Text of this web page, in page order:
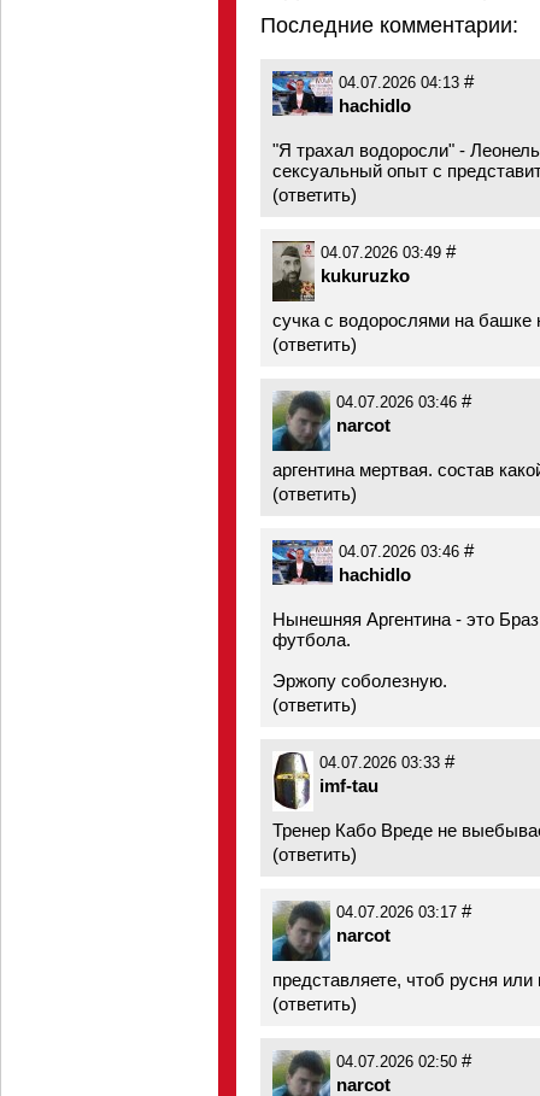
Последние комментарии:
04.07.2026 04:13 #
hachidlo
"Я трахал водоросли" -
сексуальный опыт с
(ответить)
04.07.2026 03:49 #
kukuruzko
сучка с водорослями на башке
(ответить)
04.07.2026 03:46 #
narcot
аргентина мертвая. состав
(ответить)
04.07.2026 03:46 #
hachidlo
Нынешняя Аргентина - это
футбола.
Эржопу соболезную.
(ответить)
04.07.2026 03:33 #
imf-tau
Тренер Кабо Вреде не
(ответить)
04.07.2026 03:17 #
narcot
представляете, чтоб русня или
(ответить)
04.07.2026 02:50 #
narcot